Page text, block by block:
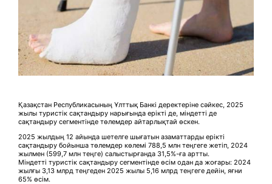
Қазақстан Республикасының Ұлттық Банкі деректеріне сәйкес, 2025
жылы туристік сақтандыру нарығында ерікті де, міндетті де
сақтандыру сегментінде төлемдер айтарлықтай өскен.
2025 жылдың 12 айында шетелге шығатын азаматтарды ерікті
сақтандыру бойынша төлемдер көлемі 788,5 млн теңгеге жетіп, 2024
жылмен (599,7 млн теңге) салыстырғанда 31,5%-ға артты.
Міндетті туристік сақтандыру сегментінде өсім одан да жоғары: 2024
жылғы 3,13 млрд теңгеден 2025 жылы 5,16 млрд теңгеге дейін, яғни
65% өсім.